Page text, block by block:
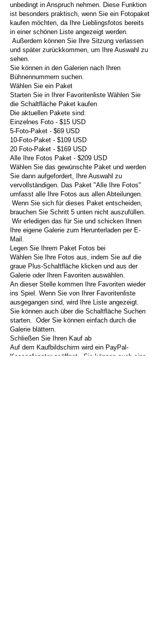
unbedingt in Anspruch nehmen. Diese Funktion
ist besonders praktisch, wenn Sie ein Fotopaket
kaufen möchten, da Ihre Lieblingsfotos bereits
in einer schönen Liste angezeigt werden.
Außerdem können Sie Ihre Sitzung verlassen
und später zurückkommen, um Ihre Auswahl zu
sehen.
Sie können in den Galerien nach Ihren
Bühnennummern suchen.
Wählen Sie ein Paket
Starten Sie in Ihrer Favoritenliste Wählen Sie
die Schaltfläche Paket kaufen
Die aktuellen Pakete sind:
Einzelnes Foto - $15 USD
5-Foto-Paket - $69 USD
10-Foto-Paket - $109 USD
20 Foto-Paket - $169 USD
Alle Ihre Fotos Paket - $209 USD
Wählen Sie das gewünschte Paket und werden
Sie dann aufgefordert, Ihre Auswahl zu
vervollständigen. Das Paket "Alle Ihre Fotos"
umfasst alle Ihre Fotos aus allen Abteilungen.
Wenn Sie sich für dieses Paket entscheiden,
brauchen Sie Schritt 5 unten nicht auszufüllen.
Wir erledigen das für Sie und schicken Ihnen
Ihre eigene Galerie zum Herunterladen per E-
Mail.
Legen Sie Ihrem Paket Fotos bei
Wählen Sie Ihre Fotos aus, indem Sie auf die
graue Plus-Schaltfläche klicken und aus der
Galerie oder Ihren Favoriten auswählen.
An dieser Stelle kommen Ihre Favoriten wieder
ins Spiel. Wenn Sie von Ihrer Favoritenliste
ausgegangen sind, wird Ihre Liste angezeigt.
Sie können auch über die Schaltfläche Suchen
starten. Oder Sie können einfach durch die
Galerie blättern.
Schließen Sie Ihren Kauf ab
Auf dem Kaufbildschirm wird ein PayPal-
Kassenfenster geöffnet. Sie können auch eine